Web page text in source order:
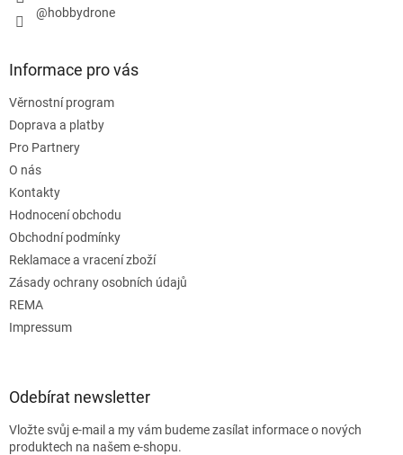
@hobbydrone
Informace pro vás
Věrnostní program
Doprava a platby
Pro Partnery
O nás
Kontakty
Hodnocení obchodu
Obchodní podmínky
Reklamace a vracení zboží
Zásady ochrany osobních údajů
REMA
Impressum
Odebírat newsletter
Vložte svůj e-mail a my vám budeme zasílat informace o nových
produktech na našem e-shopu.